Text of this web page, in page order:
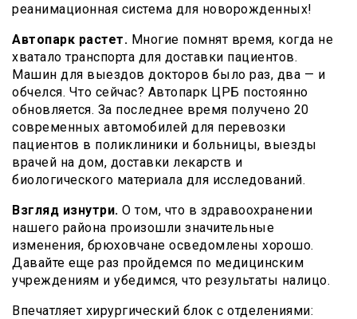
реанимационная система для новорожденных!
Автопарк растет. Многие помнят время, когда не
хватало транспорта для доставки пациентов.
Машин для выездов докторов было раз, два — и
обчелся. Что сейчас? Автопарк ЦРБ постоянно
обновляется. За последнее время получено 20
современных автомобилей для перевозки
пациентов в поликлиники и больницы, выезды
врачей на дом, доставки лекарств и
биологического материала для исследований.
Взгляд изнутри. О том, что в здравоохранении
нашего района произошли значительные
изменения, брюховчане осведомлены хорошо.
Давайте еще раз пройдемся по медицинским
учреждениям и убедимся, что результаты налицо.
Впечатляет хирургический блок с отделениями: